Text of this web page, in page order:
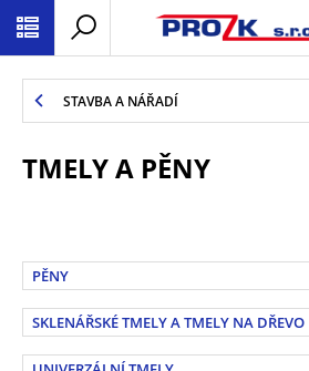
STAVBA A NÁŘADÍ
TMELY A PĚNY
PĚNY
SKLENÁŘSKÉ TMELY A TMELY NA DŘEVO